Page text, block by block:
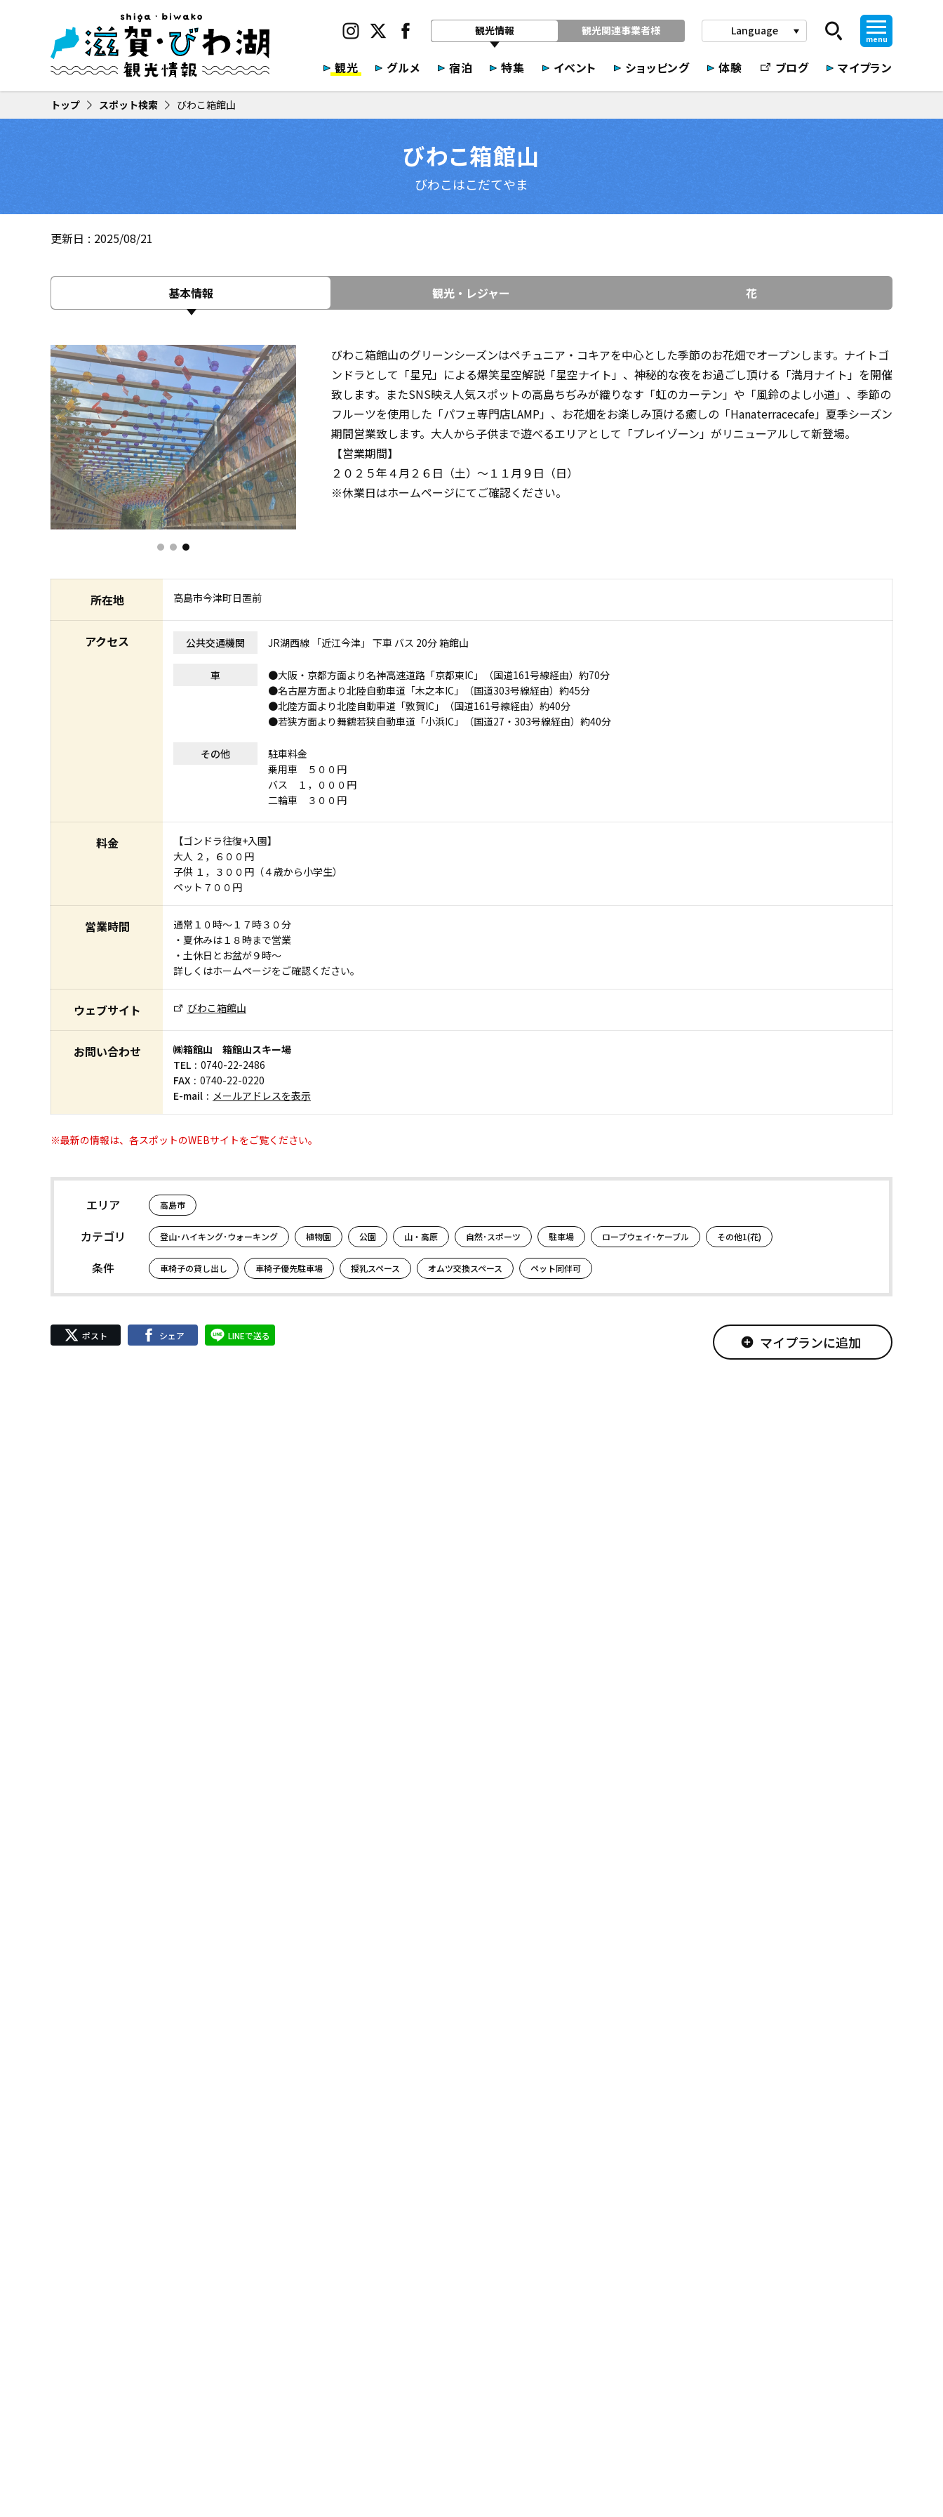
観光情報 観光関連事業者様 Language play_arrow
menu
観光 グルメ 宿泊 特集 イベント ショッピング 体験 ブログ マイプラン
トップ スポット検索 びわこ箱館山
びわこ箱館山
びわこはこだてやま
更新日 2025/08/21
基本情報 観光・レジャー 花
びわこ箱館山のグリーンシーズンはペチュニア・コキアを中⼼とした季節のお花畑でオープンします。ナイトゴ
ンドラとして「星兄」による爆笑星空解説「星空ナイト」、神秘的な夜をお過ごし頂ける「満月ナイト」を開催
致します。またSNS映え人気スポットの高島ちぢみが織りなす「虹のカーテン」や「風鈴のよし小道」、季節の
フルーツを使用した「パフェ専門店LAMP」、お花畑をお楽しみ頂ける癒しの「Hanaterracecafe」夏季シーズン
期間営業致します。大人から子供まで遊べるエリアとして「プレイゾーン」がリニューアルして新登場。
【営業期間】
２０２５年４月２６日（土）～１１月９日（日）
※休業日はホームページにてご確認ください。
所在地 高島市今津町日置前
アクセス 公共交通機関 JR湖西線 「近江今津」 下車 バス 20分 箱館山
車
●大阪・京都方面より名神高速道路「京都東IC」（国道161号線経由）約70分
●名古屋方面より北陸自動車道「木之本IC」（国道303号線経由）約45分
●北陸方面より北陸自動車道「敦賀IC」（国道161号線経由）約40分
●若狭方面より舞鶴若狭自動車道「小浜IC」（国道27・303号線経由）約40分
その他
駐車料金
乗用車 ５００円
バス １，０００円
二輪車 ３００円
料金
【ゴンドラ往復+入園】
大人 ２，６００円
子供 １，３００円（４歳から小学生）
ペット７００円
営業時間
通常１０時～１７時３０分
・夏休みは１８時まで営業
・土休日とお盆が９時～
詳しくはホームページをご確認ください。
ウェブサイト びわこ箱館山
お問い合わせ
㈱箱館山 箱館山スキー場
TEL
0740-22-2486
FAX
0740-22-0220
E-mail
メールアドレスを表示
※最新の情報は、各スポットのWEBサイトをご覧ください。
エリア 高島市
カテゴリ 登山･ハイキング･ウォーキング 植物園 公園 山・高原 自然･スポーツ 駐車場 ロープウェイ･ケーブル その他1(花)
条件 車椅子の貸し出し 車椅子優先駐車場 授乳スペース オムツ交換スペース ペット同伴可
ポスト シェア LINEで送る add_circle マイプランに追加